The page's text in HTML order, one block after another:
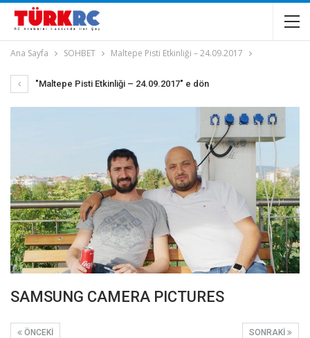
Ana Sayfa SOHBET Maltepe Pisti Etkinliği – 24.09.2017
"Maltepe Pisti Etkinliği – 24.09.2017" e dön
SAMSUNG CAMERA PICTURES
SONRAKI
ÖNCEKI